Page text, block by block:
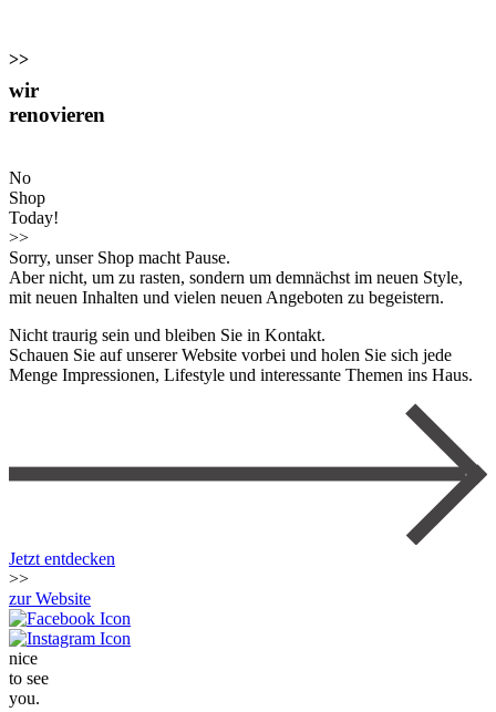
>>
wir
renovieren
No
Shop
Today!
>>
Sorry, unser Shop macht Pause.
Aber nicht, um zu rasten, sondern um demnächst im neuen Style,
mit neuen Inhalten und vielen neuen Angeboten zu begeistern.
Nicht traurig sein und bleiben Sie in Kontakt.
Schauen Sie auf unserer Website vorbei und holen Sie sich jede
Menge Impressionen, Lifestyle und interessante Themen ins Haus.
Jetzt entdecken
>>
zur Website
nice
to see
you.